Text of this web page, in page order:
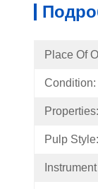
Place Of
Condition:
Properties:
Pulp Style: